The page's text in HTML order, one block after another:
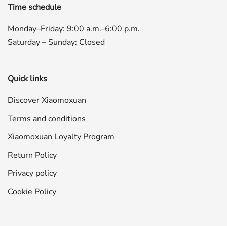
Time schedule
Monday–Friday: 9:00 a.m.–6:00 p.m.
Saturday – Sunday: Closed
Quick links
Discover Xiaomoxuan
Terms and conditions
Xiaomoxuan Loyalty Program
Return Policy
Privacy policy
Cookie Policy